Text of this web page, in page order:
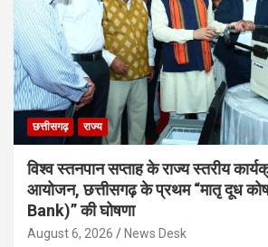
छत्तीसगढ़ राज्य
विश्व स्तनपान सप्ताह के राज्य स्तरीय
आयोजन, छत्तीसगढ़ के प्रथम “मातृ दूध
Bank)” की घोषणा
August 6, 2026 News Desk